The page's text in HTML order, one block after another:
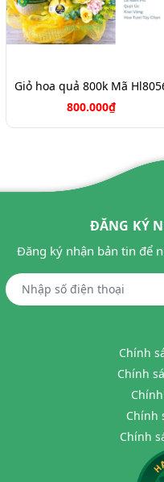
Giỏ hoa quả 800k Mã
800.000₫
ĐĂNG KÝ
Đăng ký nhận bản tin để
Chính
Chính
Chính
Chính